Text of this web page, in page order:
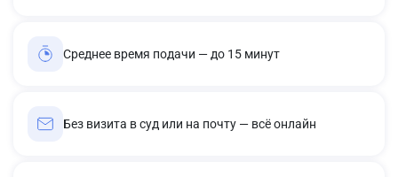
Среднее время подачи — до 15 минут
Без визита в суд или на почту — всё онлайн